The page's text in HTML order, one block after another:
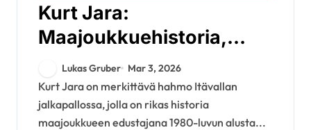
Kurt Jara:
Maajoukkuehistoria,
Turnausesiintymiset,
Perintö
Lukas Gruber Mar 3, 2026
Kurt Jara on merkittävä hahmo Itävallan
jalkapallossa, jolla on rikas historia
maajoukkueen edustajana 1980-luvun alusta...